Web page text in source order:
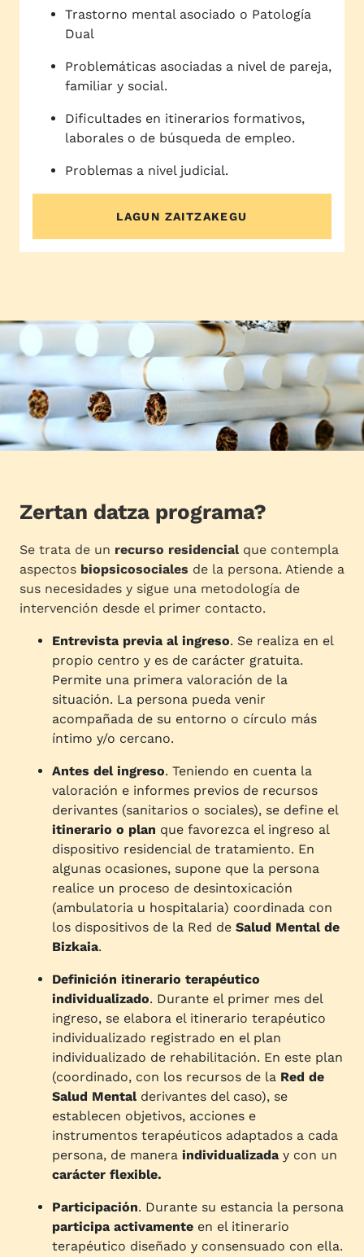
Trastorno mental asociado o Patología
Dual
Problemáticas asociadas a nivel de pareja,
familiar y social.
Dificultades en itinerarios formativos,
laborales o de búsqueda de empleo.
Problemas a nivel judicial.
LAGUN ZAITZAKEGU
Zertan datza programa?
Se trata de un recurso residencialque contempla
aspectos biopsicosociales de la persona. Atiende a
sus necesidades y sigue una metodología de
intervención desde el primer contacto.
Entrevista previa al ingreso. Se realiza en el
propio centro y es de carácter gratuita.
Permite una primera valoración de la
situación. La persona pueda venir
acompañada de su entorno o círculo más
íntimo y/o cercano.
Antes del ingreso. Teniendo en cuenta la
valoración e informes previos de recursos
derivantes (sanitarios o sociales), se define el
itinerario o plan que favorezca el ingreso al
dispositivo residencial de tratamiento. En
algunas ocasiones, supone que la persona
realice un proceso de desintoxicación
(ambulatoria u hospitalaria) coordinada con
los dispositivos de la Red de Salud Mental de
Bizkaia.
Definición itinerario terapéutico
individualizado. Durante el primer mes del
ingreso, se elabora el itinerario terapéutico
individualizado registrado en el plan
individualizado de rehabilitación. En este plan
(coordinado, con los recursos de la Red de
Salud Mentalderivantes del caso), se
establecen objetivos, acciones e
instrumentos terapéuticos adaptados a cada
persona, de manera individualizada y con un
carácter flexible.
Participación. Durante su estancia la persona
participa activamente en el itinerario
terapéutico diseñado y consensuado con ella.